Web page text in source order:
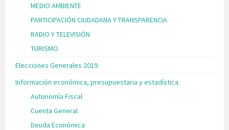
MEDIO AMBIENTE
PARTICIPACIÓN CIUDADANA Y TRANSPARENCIA
RADIO Y TELEVISIÓN
TURISMO
Elecciones Generales 2019
Información económica, presupuestaria y estadística.
Autonomía Fiscal
Cuenta General
Deuda Económica